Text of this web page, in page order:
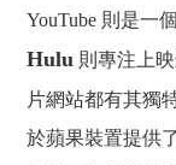
YouTube 則是一
Hulu 則專注上
片網站都有其獨
於蘋果裝置提供